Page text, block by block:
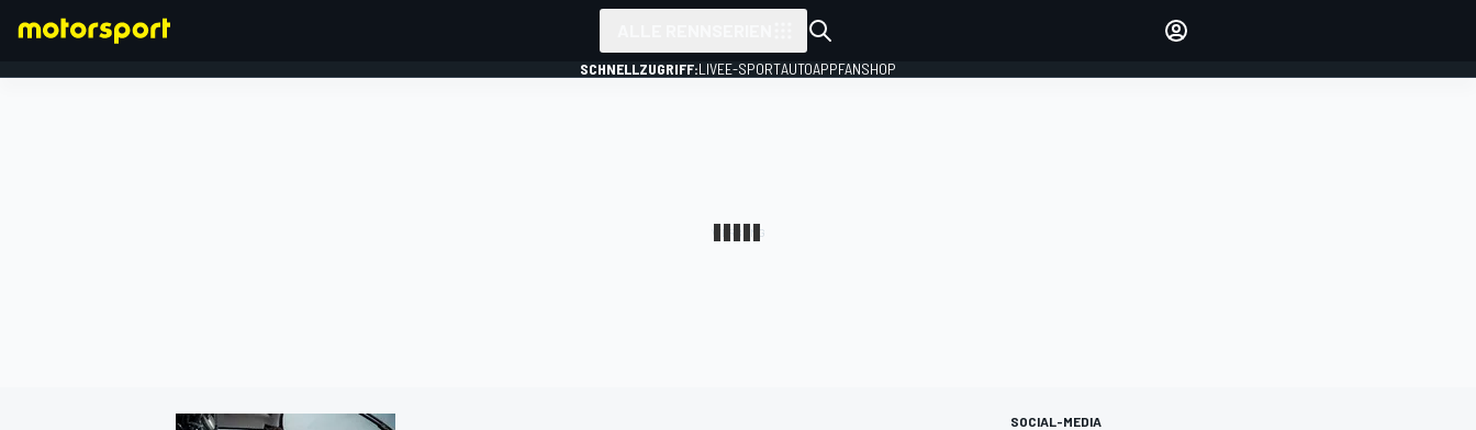
EINLOGGEN
SCHNELLZUGRIFF:LIVEE-SPORTAUTOAPPFANSHOP
SOCIAL-MEDIA